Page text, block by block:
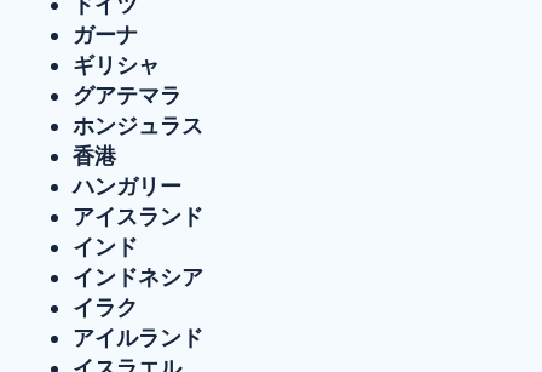
ガーナ
ギリシャ
グアテマラ
ホンジュラス
香港
ハンガリー
アイスランド
インド
インドネシア
イラク
アイルランド